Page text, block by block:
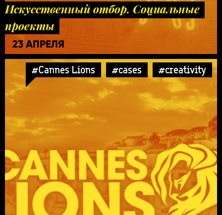
Искусственный отбор. Социальные
проекты
23 АПРЕЛЯ
#Cannes Lions #cases #creativity